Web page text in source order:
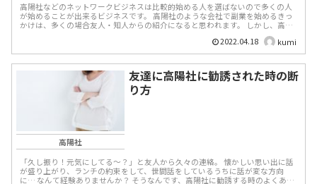
高陽社などのネットワークビジネスは比較的始める人を選ばないので多くの人
が始めることが出来るビジネスです。 高陽社のような会社で副業を始めるきっ
かけは、多くの場合友人・知人からの紹介になると思われます。 しかし、高陽
2022.04.18 kumi
高陽社
友達に高陽社に勧誘された時の断
り方
「久し振り！元気にしてる～？」と友人から久々の連絡。 懐かしい思い出に話
が盛り上がり、ランチの約束をして、世間話をしているうちに話が変な方向
に… なんて経験ありませんか？ そうなんです、高陽社に勧誘する時のよくあ